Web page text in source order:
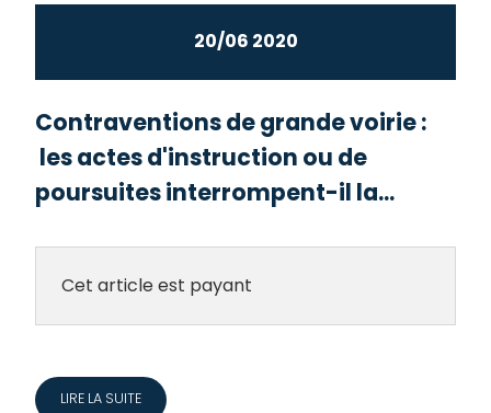
20/06 2020
Contraventions de grande voirie :
les actes d'instruction ou de
poursuites interrompent-il la...
Cet article est payant
LIRE LA SUITE